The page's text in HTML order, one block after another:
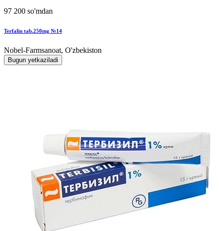
97 200 so'mdan
Terfalin tab.250mg №14
Nobel-Farmsanoat, O'zbekiston
Bugun yetkaziladi